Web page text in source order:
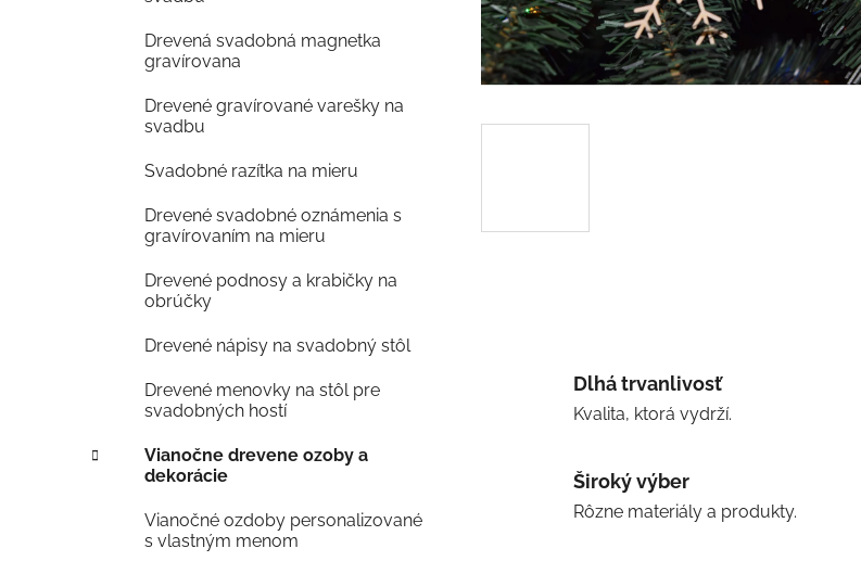
Drevená svadobná magnetka
gravírovana
Drevené gravírované varešky na
svadbu
Svadobné razítka na mieru
Drevené svadobné oznámenia s
gravírovaním na mieru
Drevené podnosy a krabičky na
obrúčky
Drevené nápisy na svadobný stôl
Drevené menovky na stôl pre
svadobných hostí
Vianočne drevene ozoby a
dekorácie
Vianočné ozdoby personalizované
s vlastným menom
Dlhá trvanlivosť
Kvalita, ktorá vydrží.
Široký výber
Rôzne materiály a produkty.